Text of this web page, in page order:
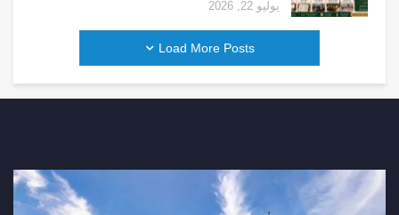
يوليو 22, 2026
Load More Posts